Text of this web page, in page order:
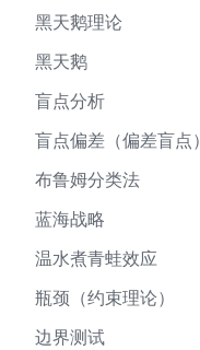
黑天鹅理论
黑天鹅
盲点分析
盲点偏差（偏差盲点）
布鲁姆分类法
蓝海战略
温水煮青蛙效应
瓶颈（约束理论）
边界测试